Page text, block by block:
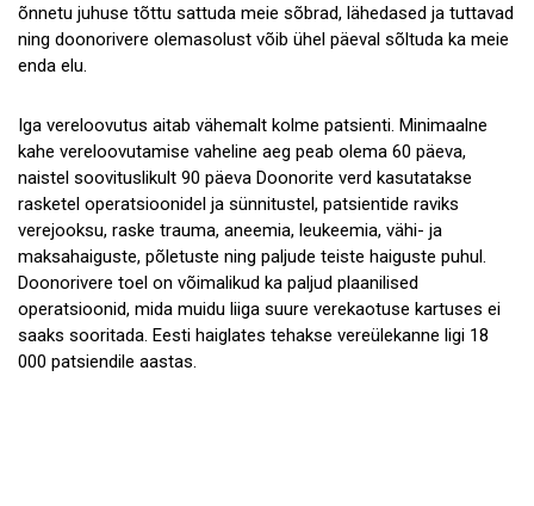
õnnetu juhuse tõttu sattuda meie sõbrad, lähedased ja tuttavad
ning doonorivere olemasolust võib ühel päeval sõltuda ka meie
enda elu.
Iga vereloovutus aitab vähemalt kolme patsienti. Minimaalne
kahe vereloovutamise vaheline aeg peab olema 60 päeva,
naistel soovituslikult 90 päeva Doonorite verd kasutatakse
rasketel operatsioonidel ja sünnitustel, patsientide raviks
verejooksu, raske trauma, aneemia, leukeemia, vähi- ja
maksahaiguste, põletuste ning paljude teiste haiguste puhul.
Doonorivere toel on võimalikud ka paljud plaanilised
operatsioonid, mida muidu liiga suure verekaotuse kartuses ei
saaks sooritada. Eesti haiglates tehakse vereülekanne ligi 18
000 patsiendile aastas.